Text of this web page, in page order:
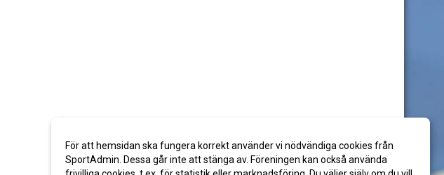
För att hemsidan ska fungera korrekt använder vi nödvändiga cookies från
SportAdmin. Dessa går inte att stänga av. Föreningen kan också använda